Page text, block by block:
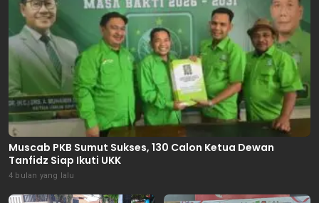
Muscab PKB Sumut Sukses, 130 Calon Ketua Dewan
Tanfidz Siap Ikuti UKK
4 bulan yang lalu